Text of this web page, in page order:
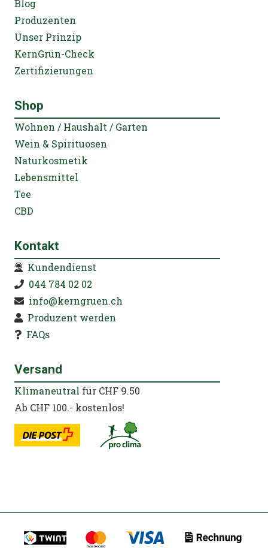
Blog
Produzenten
Unser Prinzip
KernGrün-Check
Zertifizierungen
Shop
Wohnen / Haushalt / Garten
Wein & Spirituosen
Naturkosmetik
Lebensmittel
Tee
CBD
Kontakt
Kundendienst
044 784 02 02
info@kerngruen.ch
Produzent werden
FAQs
Versand
Klimaneutral für CHF 9.50
Ab CHF 100.- kostenlos!